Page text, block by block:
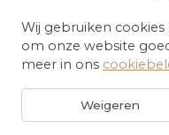
Algemene
© 2026 Essance -
Wij gebruiken
om onze website
meer in ons
Weigeren